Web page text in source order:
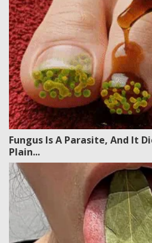
Fungus Is A Parasite, And It
Plain...